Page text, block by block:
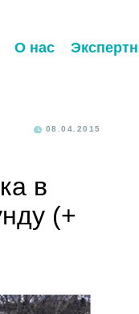
О нас
08.04.2015
в
(+